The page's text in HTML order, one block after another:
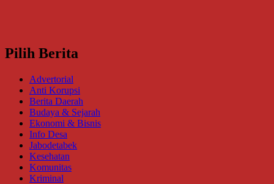
Pilih Berita
Advertorial
Anti Korupsi
Berita Daerah
Budaya & Sejarah
Ekonomi & Bisnis
Info Desa
Jabodetabek
Kesehatan
Komunitas
Kriminal